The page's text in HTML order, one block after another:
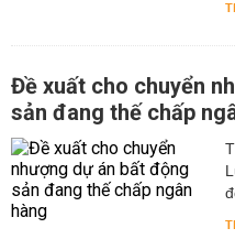
Đề xuất cho chuyển
sản đang thế chấp